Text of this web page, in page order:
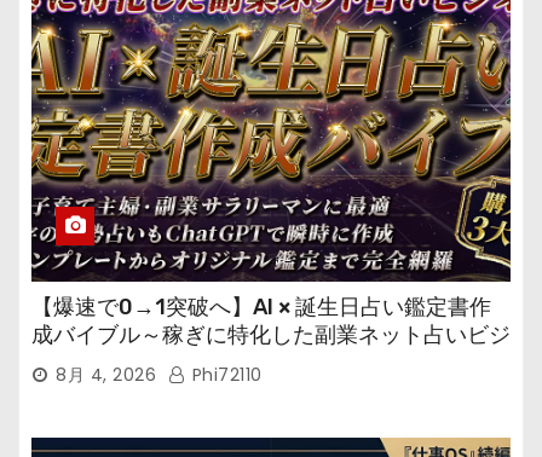
【爆速で0→1突破へ】AI × 誕生日占い鑑定書作
成バイブル～稼ぎに特化した副業ネット占いビジ
ネス8月 4, 2026 Phi72110